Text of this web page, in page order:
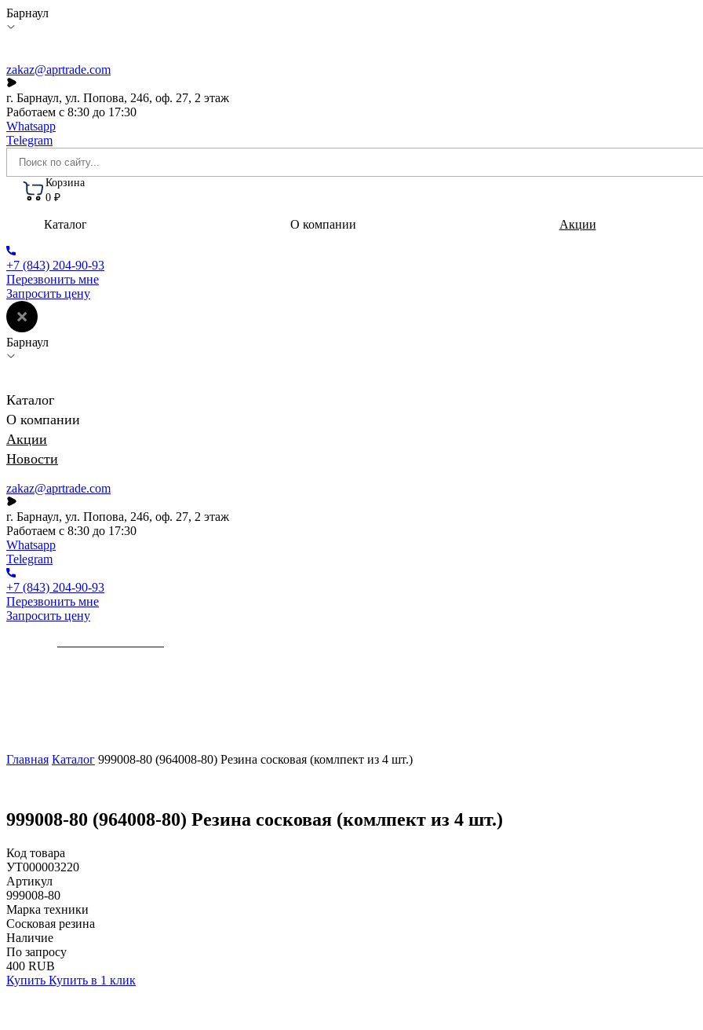
Барнаул
zakaz@aprtrade.com
г. Барнаул, ул. Попова, 246, оф. 27, 2 этаж
Работаем с 8:30 до 17:30
Whatsapp
Telegram
Корзина
0 ₽
Каталог О компании Акции
+7 (843) 204-90-93
Перезвонить мне
Запросить цену
Барнаул
Каталог
О компании
Акции
Новости
zakaz@aprtrade.com
г. Барнаул, ул. Попова, 246, оф. 27, 2 этаж
Работаем с 8:30 до 17:30
Whatsapp
Telegram
+7 (843) 204-90-93
Перезвонить мне
Запросить цену
Главная Каталог 999008-80 (964008-80) Резина сосковая (комлпект из 4 шт.)
999008-80 (964008-80) Резина сосковая (комлпект из 4 шт.)
Код товара
УТ000003220
Артикул
999008-80
Марка техники
Сосковая резина
Наличие
По запросу
400 RUB
Купить Купить в 1 клик